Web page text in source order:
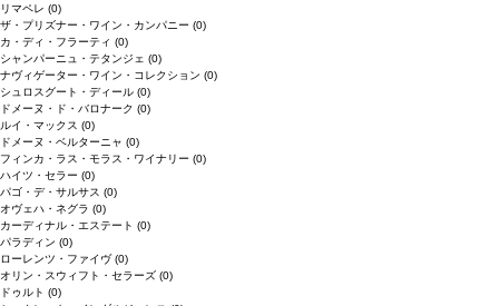
リマペレ (0)
ザ・プリズナー・ワイン・カンパニー (0)
カ・ディ・フラーティ (0)
シャンパーニュ・テタンジェ (0)
ナヴィゲーター・ワイン・コレクション (0)
シュロスグート・ディール (0)
ドメーヌ・ド・バロナーク (0)
ルイ・マックス (0)
ドメーヌ・ベルターニャ (0)
フィンカ・ラス・モラス・ワイナリー (0)
ハイツ・セラー (0)
パゴ・デ・サルサス (0)
オヴェハ・ネグラ (0)
カーディナル・エステート (0)
パラディン (0)
ローレンツ・ファイヴ(0)
オリン・スウィフト・セラーズ (0)
ドゥルト (0)